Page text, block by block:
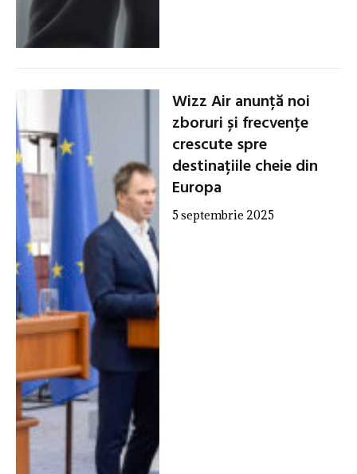
Wizz Air anunță noi
zboruri și frecvențe
crescute spre
destinațiile cheie din
Europa
5 septembrie 2025